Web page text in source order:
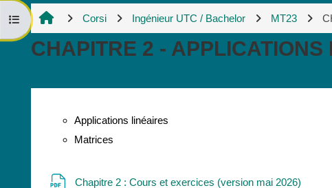
Apri indice del corso
Corsi Ingénieur UTC / Bachelor MT23
CHAPITRE 2 -
Applications linéaires
Matrices
Chapitre 2 : Cours et exercices (version mai 2026)